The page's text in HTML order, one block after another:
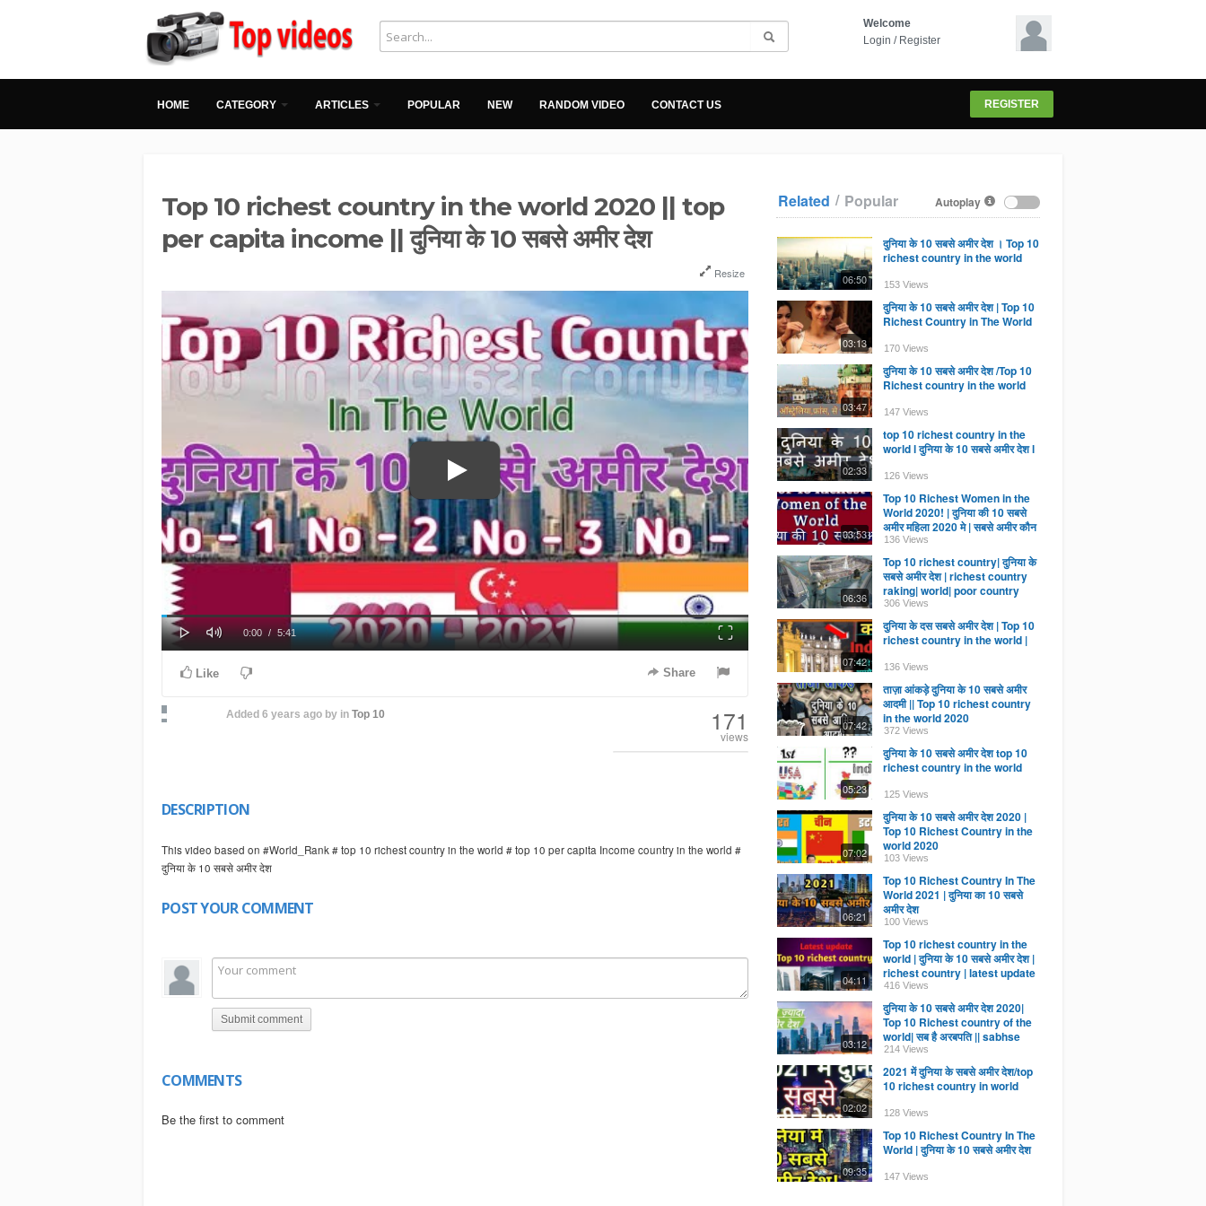
Welcome
Login / Register
HOME CATEGORY ARTICLES POPULAR NEW RANDOM VIDEO CONTACT US REGISTER
Top 10 richest country in the world 2020 || top
per capita income || दुनिया के 10 सबसे अमीर देश
Resize
Current
0:00 / Duration
5:41
Fullscreen
Like Share
Added 6 years agoby in Top 10 171
views
DESCRIPTION
This video based on #World_Rank # top 10 richest country in the world # top 10 per capita Income country in the world #
दुनिया के 10 सबसे अमीर देश
POST YOUR COMMENT
Submit comment
COMMENTS
Be the first to comment
Autoplay
Related / Popular
06:50
दुनिया के 10 सबसे अमीर देश । Top 10
richest country in the world
153 Views
03:13
दुनिया के 10 सबसे अमीर देश | Top 10
Richest Country in The World
170 Views
03:47
दुनिया के 10 सबसे अमीर देश /Top 10
Richest country in the world
147 Views
02:33
top 10 richest country in the
world l दुनिया के 10 सबसे अमीर देश l
126 Views
03:53
Top 10 Richest Women in the
World 2020! | दुनिया की 10 सबसे
अमीर महिला 2020 मे | सबसे अमीर कौन
है??
136 Views
06:36
Top 10 richest country| दुनिया के
सबसे अमीर देश | richest country
raking| world| poor country
306 Views
07:42
दुनिया के दस सबसे अमीर देश | Top 10
richest country in the world |
136 Views
07:42
ताज़ा आंकड़े दुनिया के 10 सबसे अमीर
आदमी || Top 10 richest country
in the world 2020
372 Views
05:23
दुनिया के 10 सबसे अमीर देश top 10
richest country in the world
125 Views
07:02
दुनिया के 10 सबसे अमीर देश 2020 |
Top 10 Richest Country in the
world 2020
103 Views
06:21
Top 10 Richest Country In The
World 2021 | दुनिया का 10 सबसे
अमीर देश
100 Views
04:11
Top 10 richest country in the
world | दुनिया के 10 सबसे अमीर देश |
richest country | latest update
416 Views
03:12
दुनिया के 10 सबसे अमीर देश 2020|
Top 10 Richest country of the
world| सब है अरबपति || sabhse
amir||
214 Views
02:02
2021 में दुनिया के सबसे अमीर देश/top
10 richest country in world
128 Views
09:35
Top 10 Richest Country In The
World | दुनिया के 10 सबसे अमीर देश
147 Views